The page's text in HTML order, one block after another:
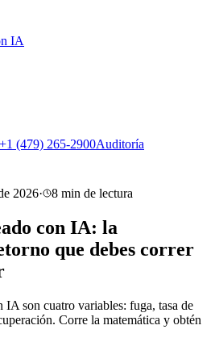
IA
+1 (479) 265-2900Auditoría
2026· 8 min de lectura
con IA: la
que debes correr
son cuatro variables: fuga, tasa de
Corre la matemática y obtén